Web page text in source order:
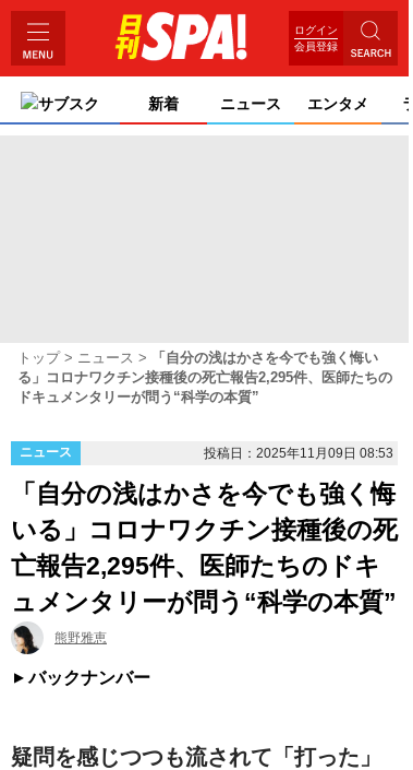
ログイン
会員登録
サブスク 新着 ニュース エンタメ
トップ ニュース
「自分の浅はかさを今でも強く悔い
る」コロナワクチン接種後の死亡報告2,295件、医師たちの
ドキュメンタリーが問う“科学の本質”
ニュース 投稿日：2025年11月09日 08:53
「自分の浅はかさを今でも強く悔
いる」コロナワクチン接種後の死
亡報告2,295件、医師たちのドキ
ュメンタリーが問う“科学の本質”
熊野雅恵
バックナンバー
疑問を感じつつも流されて「打った」